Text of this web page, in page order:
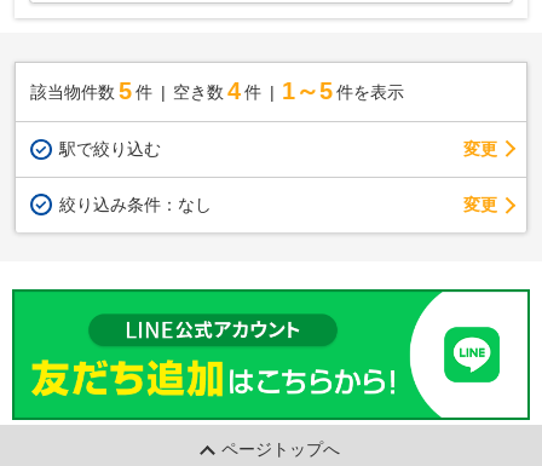
該当物件数 5件 空き数 4 件 1～5 件を表示
駅で絞り込む 変更
絞り込み条件： なし 変更
ページトップへ